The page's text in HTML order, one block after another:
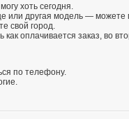
хоть сегодня.
или другая модель —
свой город.
как оплачивается заказ, во
по телефону.